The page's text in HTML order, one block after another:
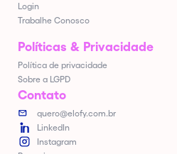
Login
Trabalhe Conosco
Políticas & Privacidade
Política de privacidade
Sobre a LGPD
Contato
quero@elofy.com.br
LinkedIn
Instagram